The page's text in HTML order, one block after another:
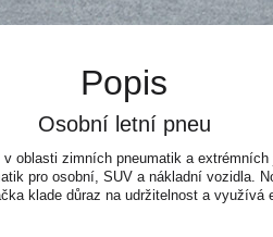
Popis
Osobní letní pneu
oblasti zimních pneumatik a
pro osobní, SUV a nákladní vozidla.
klade důraz na udržitelnost a